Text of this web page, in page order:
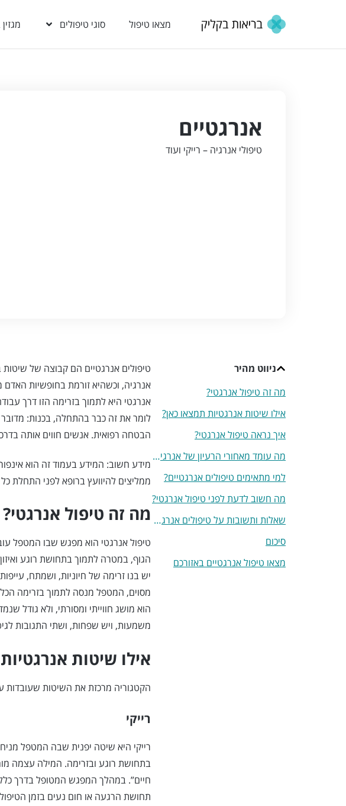
מצאו טיפול סוגי טיפולים
אנרגטיים
טיפולי אנרגיה – רייקי ועוד
ניווט מהיר
מה זה טיפול אנרגטי?
אילו שיטות אנרגטיות תמצאו כאן?
איך נראה טיפול אנרגטי?
מה עומד מאחורי הרעיון של אנרגיה בגוף?
למי מתאימים טיפולים אנרגטיים?
מה חשוב לדעת לפני טיפול אנרגטי?
שאלות ותשובות על טיפולים אנרגטיים
סיכום
מצאו טיפול אנרגטיים באזורכם
טיפולים אנרגטיים הם קבוצה של
אנרגיה, וכשהיא זורמת בחופשיות
אנרגטי היא לתמוך בזרימה הזו דרך
לומר את זה כבר בהתחלה, בכנות:
הבטחה רפואית. אנשים חווים אותה
מידע חשוב: המידע בעמוד זה הוא
ממליצים להיוועץ ברופא לפני התחלת
מה זה טיפול אנרגטי?
טיפול אנרגטי הוא מפגש שבו המטפל
הגוף, במטרה לתמוך בתחושת רוגע
יש בנו זרימה של חיוניות, ושמתח,
מסוים, המטפל מנסה לתמוך בזרימה
הוא מושג חווייתי ומסורתי, ולא גודל
משמעות, ויש שפחות, ושתי התגובות
אילו שיטות
הקטגוריה מרכזת את השיטות שעובדות
רייקי
רייקי היא שיטה יפנית שבה המטפל מניח
בתחושת רוגע ובזרימה. המילה עצמה
חיים”. במהלך המפגש המטופל בדרך
תחושת הרגעה או חום נעים בזמן